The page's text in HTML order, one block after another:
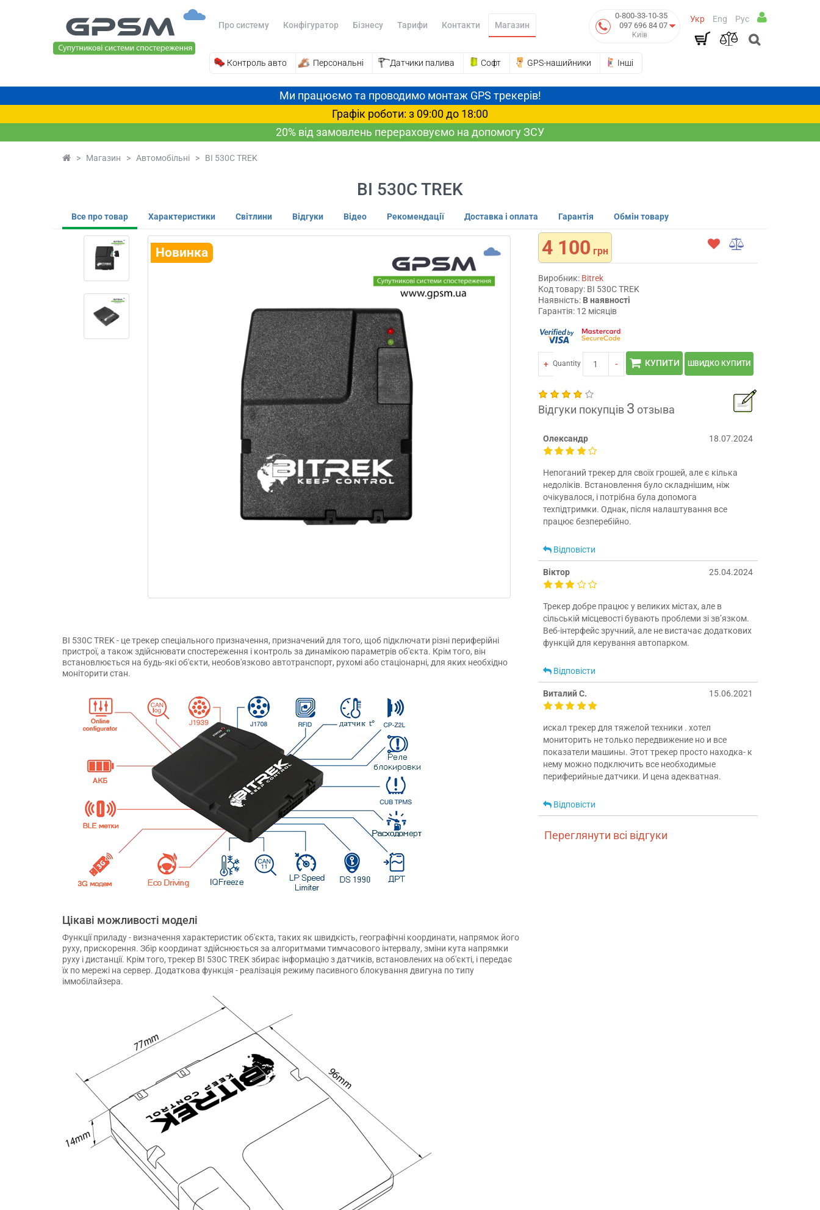
0-800-33-10-35
097 696 84 07
Київ
Укр Eng Рус
Про систему Конфігуратор Бізнесу Тарифи Контакти Магазин
Контроль авто Персональні Датчики палива Софт GPS-нашийники Інші
Ми працюємо та проводимо монтаж GPS трекерів!
Графік роботи: з 09:00 до 18:00
20% від замовлень перераховуємо на допомогу ЗСУ
> Магазин > Автомобільні > BI 530C TREK
BI 530C TREK
Все про товар Характеристики Світлини Відгуки Відео Рекомендації Доставка і оплата Гарантія Обмін товару
Новинка
BI 530C TREK - це трекер спеціального призначення, призначений для того, щоб підключати різні периферійні
пристрої, а також здійснювати спостереження і контроль за динамікою параметрів об'єкта. Крім того, він
встановлюється на будь-які об'єкти, необов'язково автотранспорт, рухомі або стаціонарні, для яких необхідно
моніторити стан.
Цікаві можливості моделі
Функції приладу - визначення характеристик об'єкта, таких як швидкість, географічні координати, напрямок його
руху, прискорення. Збір координат здійснюється за алгоритмами тимчасового інтервалу, зміни кута напрямки
руху і дистанції. Крім того, трекер BI 530C TREK збирає інформацію з датчиків, встановлених на об'єкті, і передає
їх по мережі на сервер. Додаткова функція - реалізація режиму пасивного блокування двигуна по типу
іммобілайзера.
4 100 грн
Виробник: Bitrek
Код товару: BI 530C TREK
Наявність: В наявності
Гарантія: 12 місяців
+ Quantity - КУПИТИ ШВИДКО КУПИТИ
Відгуки покупців 3 отзыва
Олександр 18.07.2024
Непоганий трекер для своїх грошей, але є кілька
недоліків. Встановлення було складнішим, ніж
очікувалося, і потрібна була допомога
техпідтримки. Однак, після налаштування все
працює безперебійно.
Відповісти
Віктор 25.04.2024
Трекер добре працює у великих містах, але в
сільській місцевості бувають проблеми зі зв’язком.
Веб-інтерфейс зручний, але не вистачає додаткових
функцій для керування автопарком.
Відповісти
Виталий С. 15.06.2021
искал трекер для тяжелой техники . хотел
мониторить не только передвижение но и все
показатели машины. Этот трекер просто находка- к
нему можно подключить все необходимые
периферийные датчики. И цена адекватная.
Відповісти
Переглянути всі відгуки